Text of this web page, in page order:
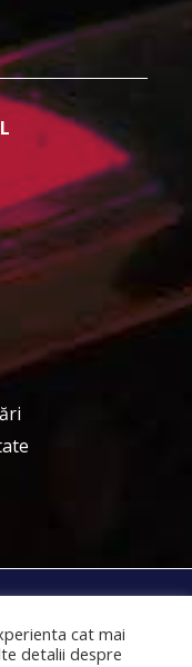
© 2025
cat mai
detalii despre